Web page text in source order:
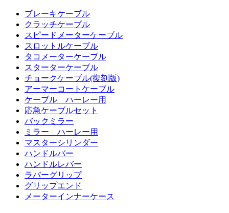
ブレーキケーブル
クラッチケーブル
スピードメーターケーブル
スロットルケーブル
タコメーターケーブル
スターターケーブル
チョークケーブル(復刻版)
アーマーコートケーブル
ケーブル ハーレー用
応急ケーブルセット
バックミラー
ミラー ハーレー用
マスターシリンダー
ハンドルバー
ハンドルレバー
ラバーグリップ
グリップエンド
メーターインナーケース